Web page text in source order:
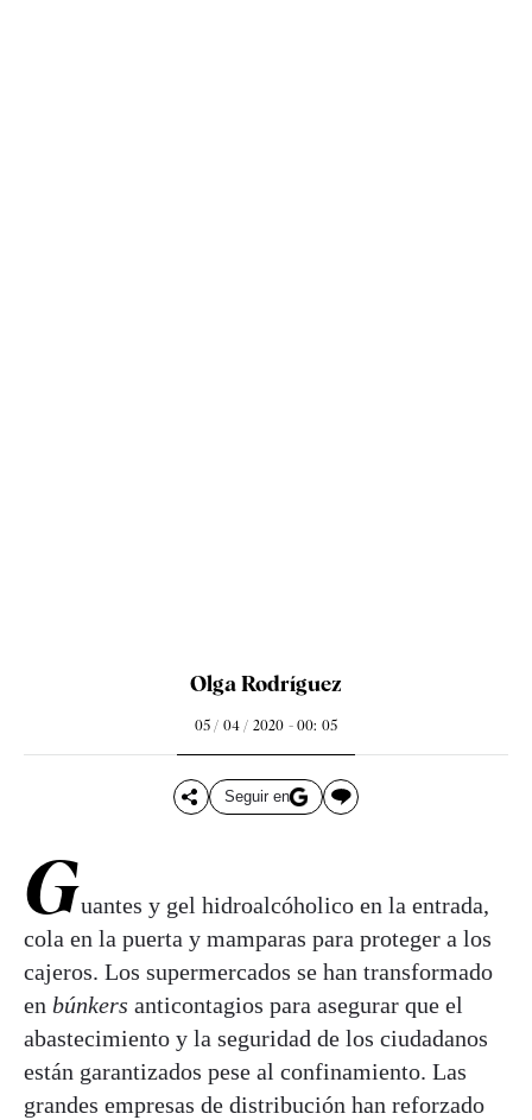
Olga Rodríguez
05 / 04 / 2020 - 00: 05
Seguir en
Guantes y gel hidroalcóholico en la entrada,
cola en la puerta y mamparas para proteger a los
cajeros. Los supermercados se han transformado
en búnkers anticontagios para asegurar que el
abastecimiento y la seguridad de los ciudadanos
están garantizados pese al confinamiento. Las
grandes empresas de distribución han reforzado